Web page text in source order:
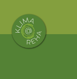
content